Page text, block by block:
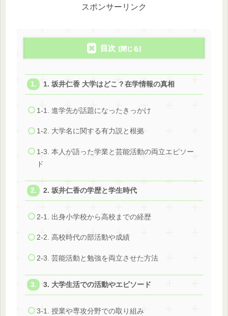
スポンサーリンク
目次
1. 坂井仁香 大学はどこ？在学情報の真相
1-1. 進学先が話題になったきっかけ
1-2. 大学名に関する有力説と根拠
1-3. 本人が語った学業と芸能活動の両立エピソー
ド
2. 坂井仁香の学歴と学生時代
2-1. 出身小学校から高校までの経歴
2-2. 高校時代の部活動や成績
2-3. 芸能活動と勉強を両立させた方法
3. 大学生活での活動やエピソード
3-1. 授業や専攻分野での取り組み